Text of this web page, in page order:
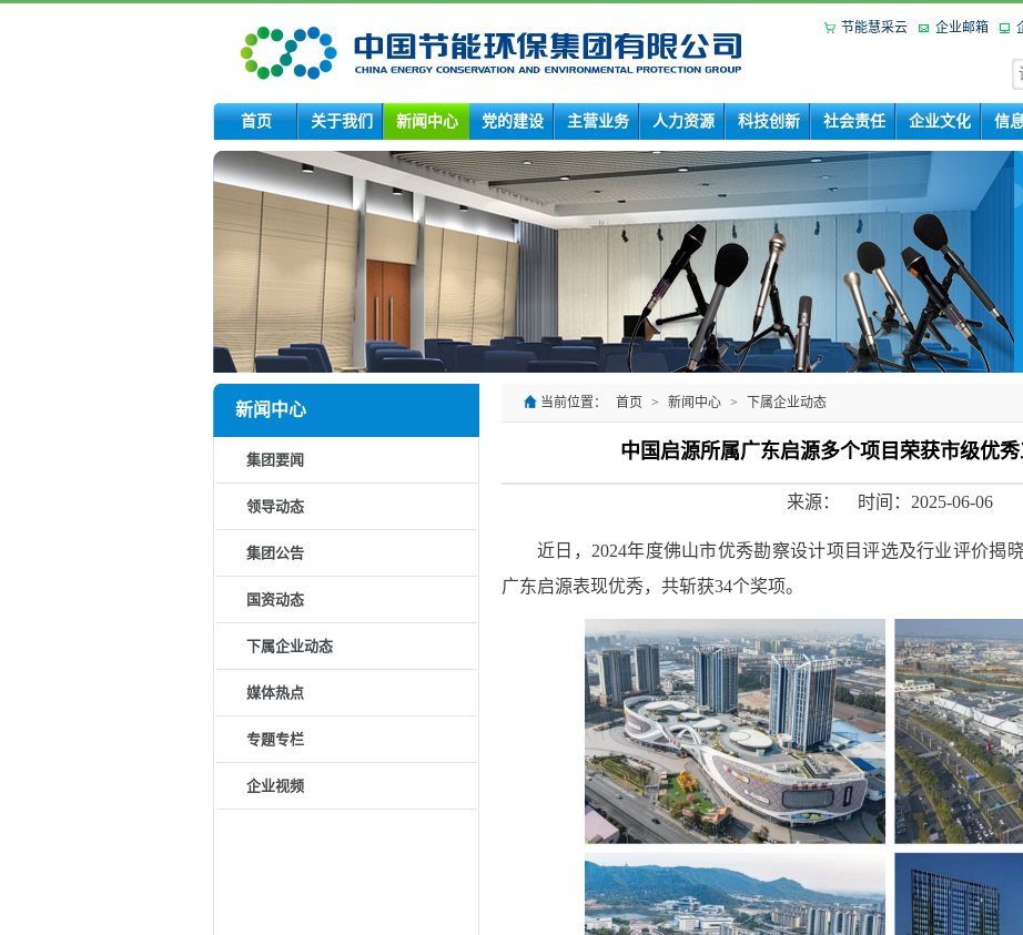
节能慧采云 企业邮箱
首页 关于我们 新闻中心 党的建设 主营业务 人力资源 科技创新 社会责任 企业文化 信
新闻中心
集团要闻
领导动态
集团公告
国资动态
下属企业动态
媒体热点
专题专栏
企业视频
当前位置： 首页 > 新闻中心 > 下属企业动态
中国启源所属广东启源多个项目荣获市级优
来源： 时间： 2025-06-06
近日，2024年度佛山市优秀勘察设计项目评选及行业评价揭
广东启源表现优秀，共斩获34个奖项。